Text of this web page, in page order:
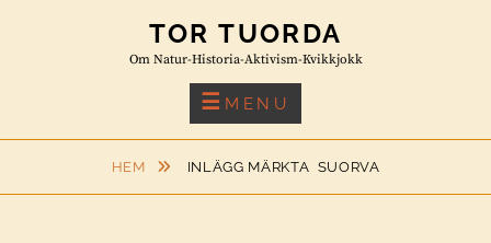
TOR TUORDA
Om Natur-Historia-Aktivism-Kvikkjokk
MENU
HEM INLÄGG MÄRKTA SUORVA